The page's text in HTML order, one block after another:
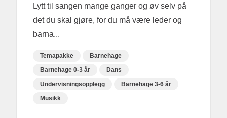
Lytt til sangen mange ganger og øv selv på
det du skal gjøre, for du må være leder og
barna...
Temapakke
Barnehage
Barnehage 0-3 år
Dans
Undervisningsopplegg
Barnehage 3-6 år
Musikk